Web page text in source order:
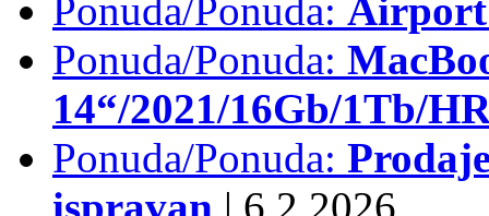
Ponuda/Ponuda: Airport
Ponuda/Ponuda:
14“/2021/16Gb/1Tb/
Ponuda/Ponuda: